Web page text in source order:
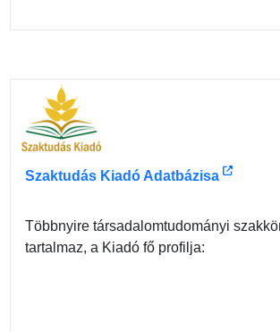
Szaktudás Kiadó Adatbázisa
Többnyire társadalomtudományi
tartalmaz, a Kiadó fő profilja: